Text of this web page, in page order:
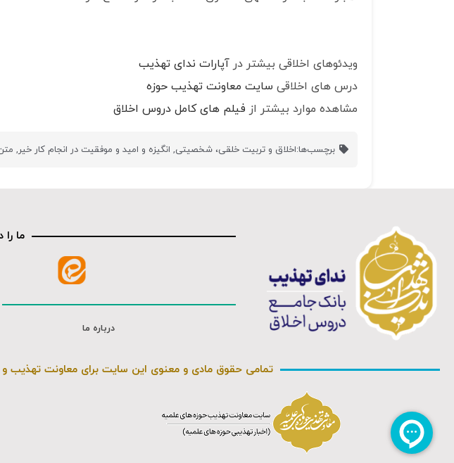
ویدئوهای اخلاقی بیشتر در آپارات ندای تهذیب
درس های اخلاقی سایت معاونت تهذیب حوزه
مشاهده موارد بیشتر از فیلم های کامل دروس اخلاق
برچسب‌ها:اخلاق و تربیت خلقی، شخصیتی, انگیزه و امید و موفقیت در انجام کار خیر,
ما
درباره ما
تمامی حقوق مادی و معنوی این سایت برای معاونت